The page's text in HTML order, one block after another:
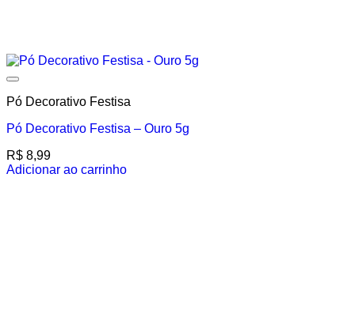
Pó Decorativo Festisa
Pó Decorativo Festisa – Ouro 5g
R$ 8,99
Adicionar ao carrinho